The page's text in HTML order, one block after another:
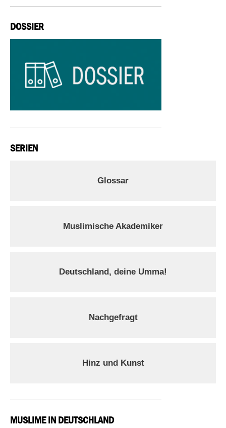
DOSSIER
SERIEN
Glossar
Muslimische Akademiker
Deutschland, deine Umma!
Nachgefragt
Hinz und Kunst
MUSLIME IN DEUTSCHLAND